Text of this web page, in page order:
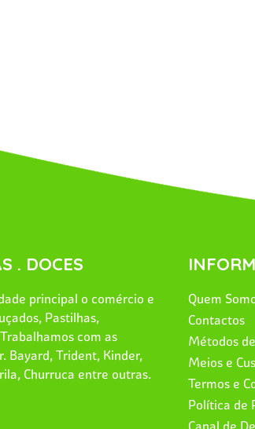
. DOCES
principal o comércio e
Pastilhas,
com as
Bayard, Trident, Kinder,
Churruca entre outras.
Quem
Contactos
Métodos
Meios e
Termos e
Política de
Canal de